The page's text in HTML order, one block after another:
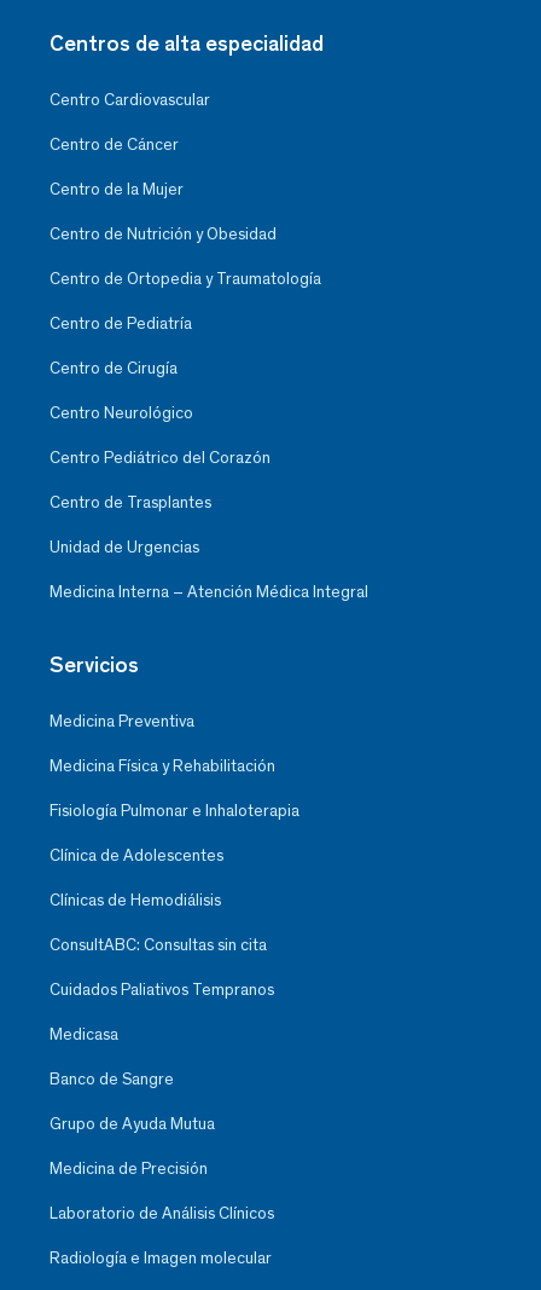
Centros de alta especialidad
Centro Cardiovascular
Centro de Cáncer
Centro de la Mujer
Centro de Nutrición y Obesidad
Centro de Ortopedia y Traumatología
Centro de Pediatría
Centro de Cirugía
Centro Neurológico
Centro Pediátrico del Corazón
Centro de Trasplantes
Unidad de Urgencias
Medicina Interna – Atención Médica Integral
Servicios
Medicina Preventiva
Medicina Física y Rehabilitación
Fisiología Pulmonar e Inhaloterapia
Clínica de Adolescentes
Clínicas de Hemodiálisis
ConsultABC: Consultas sin cita
Cuidados Paliativos Tempranos
Medicasa
Banco de Sangre
Grupo de Ayuda Mutua
Medicina de Precisión
Laboratorio de Análisis Clínicos
Radiología e Imagen molecular